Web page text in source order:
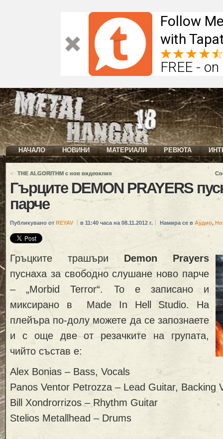
Follow
with
FREE -
НАЧАЛО НОВИНИ МАТЕРИАЛИ РЕВЮТА
« THE ALGORITHM с нов видеоклип
Гърците DEMON PRAYERS
парче
Публикувано от REYAV в 11:40 часа на 08.11.2012 г. Намира се в Аудио,
Гръцките трашъри Demon Prayers
пуснаха за свободно слушане ново парче
– „Morbid Terror“. То е записано и
миксирано в Made In Hell Studio. На
плейъра по-долу можете да се запознаете
и с още две от резачките на групата,
чийто състав е:
Alex Bonias – Bass, Vocals
Panos Ventor Petrozza – Lead Guitar, Backing
Bill Xondrorrizos – Rhythm Guitar
Stelios Metallhead – Drums